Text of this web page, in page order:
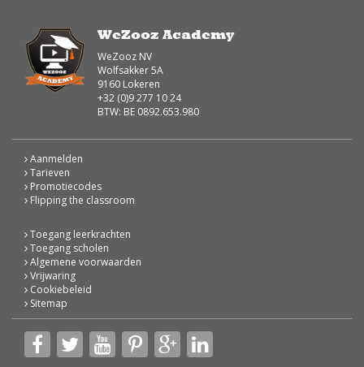
WeZooz Academy
WeZooz NV
Wolfsakker 5A
9160 Lokeren
+32 (0)9 277 10 24
BTW: BE 0892.653.980
Aanmelden
Tarieven
Promotiecodes
Flipping the classroom
Toegang leerkrachten
Toegang scholen
Algemene voorwaarden
Vrijwaring
Cookiebeleid
Sitemap